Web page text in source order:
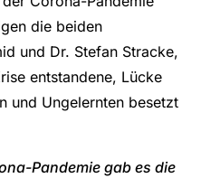
die beiden
und Dr. Stefan Stracke,
entstandene, Lücke
und Ungelernten besetzt
Pandemie gab es die